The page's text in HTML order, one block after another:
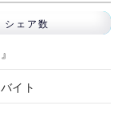
シェア数
イト